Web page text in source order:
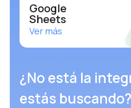
Google
Sheets
Ver más
¿No está la
estás buscando?